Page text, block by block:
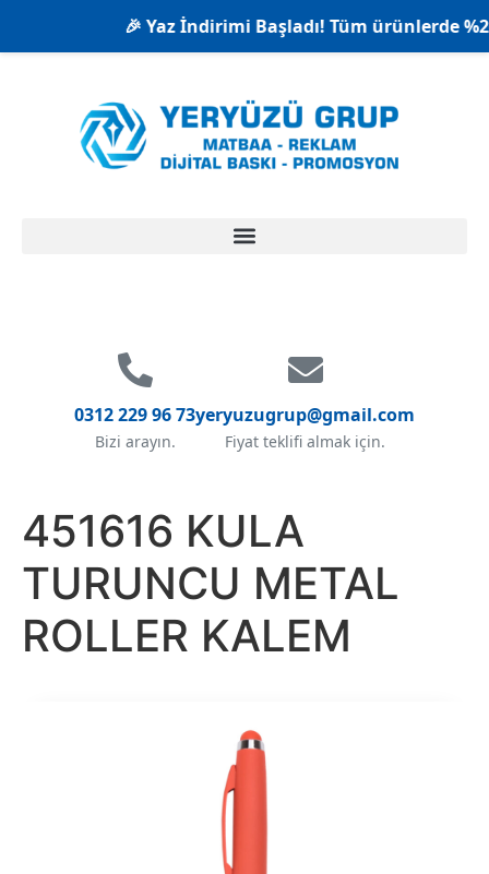
🎉 Yaz İndirimi Başladı! Tüm ürünlerde
0312 229 96 73
Bizi arayın.
yeryuzugrup@gmail.com
Fiyat teklifi almak için.
451616 KULA
TURUNCU METAL
ROLLER KALEM